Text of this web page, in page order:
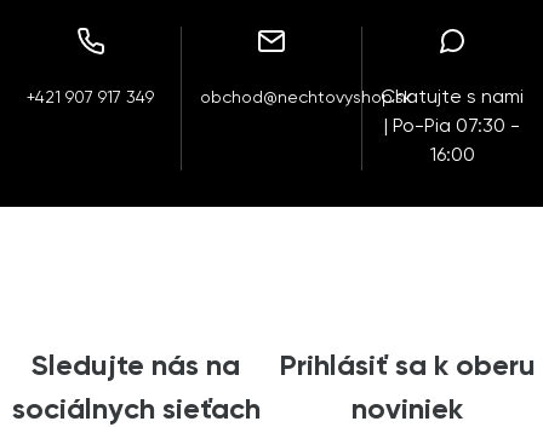
+421 907 917 349 obchod@nechtovyshop.skChatujte s nami
| Po-Pia 07:30 -
16:00
Sledujte nás na
sociálnych sieťach
Prihlásiť sa k oberu
noviniek